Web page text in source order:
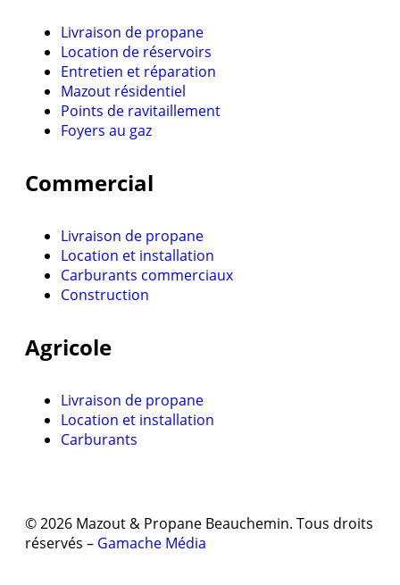
Livraison de propane
Location de réservoirs
Entretien et réparation
Mazout résidentiel
Points de ravitaillement
Foyers au gaz
Commercial
Livraison de propane
Location et installation
Carburants commerciaux
Construction
Agricole
Livraison de propane
Location et installation
Carburants
© 2026 Mazout & Propane Beauchemin. Tous droits
réservés – Gamache Média